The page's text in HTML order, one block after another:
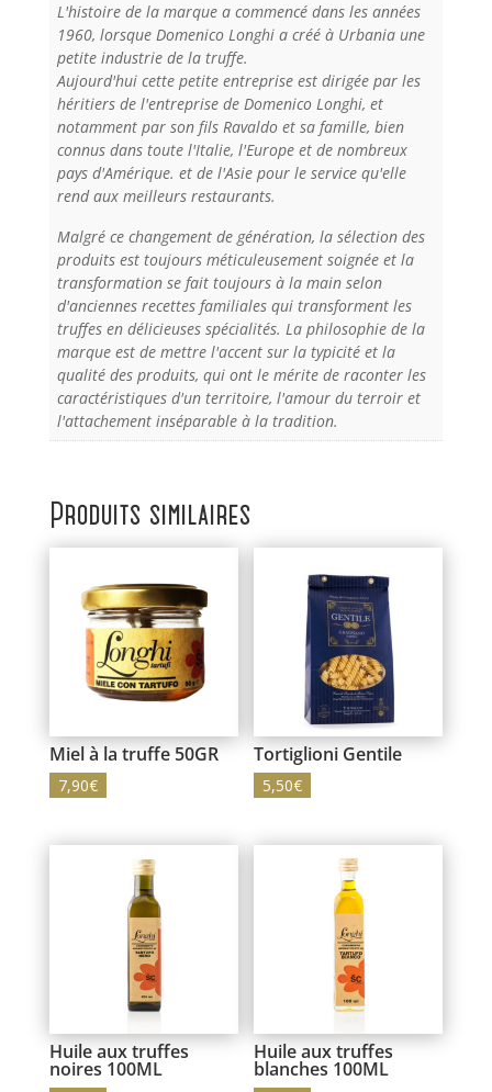
L'histoire de la marque a commencé dans les années
1960, lorsque Domenico Longhi a créé à Urbania une
petite industrie de la truffe.
Aujourd'hui cette petite entreprise est dirigée par les
héritiers de l'entreprise de Domenico Longhi, et
notamment par son fils Ravaldo et sa famille, bien
connus dans toute l'Italie, l'Europe et de nombreux
pays d'Amérique. et de l'Asie pour le service qu'elle
rend aux meilleurs restaurants.
Malgré ce changement de génération, la sélection des
produits est toujours méticuleusement soignée et la
transformation se fait toujours à la main selon
d'anciennes recettes familiales qui transforment les
truffes en délicieuses spécialités. La philosophie de la
marque est de mettre l'accent sur la typicité et la
qualité des produits, qui ont le mérite de raconter les
caractéristiques d'un territoire, l'amour du terroir et
l'attachement inséparable à la tradition.
Produits similaires
Miel à la truffe 50GR
7,90€
Tortiglioni Gentile
5,50€
Huile aux truffes
noires 100ML
Huile aux truffes
blanches 100ML